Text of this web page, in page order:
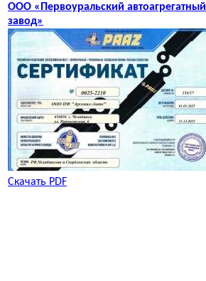
ООО «Первоуральский автоагрегатный
завод»
Скачать PDF